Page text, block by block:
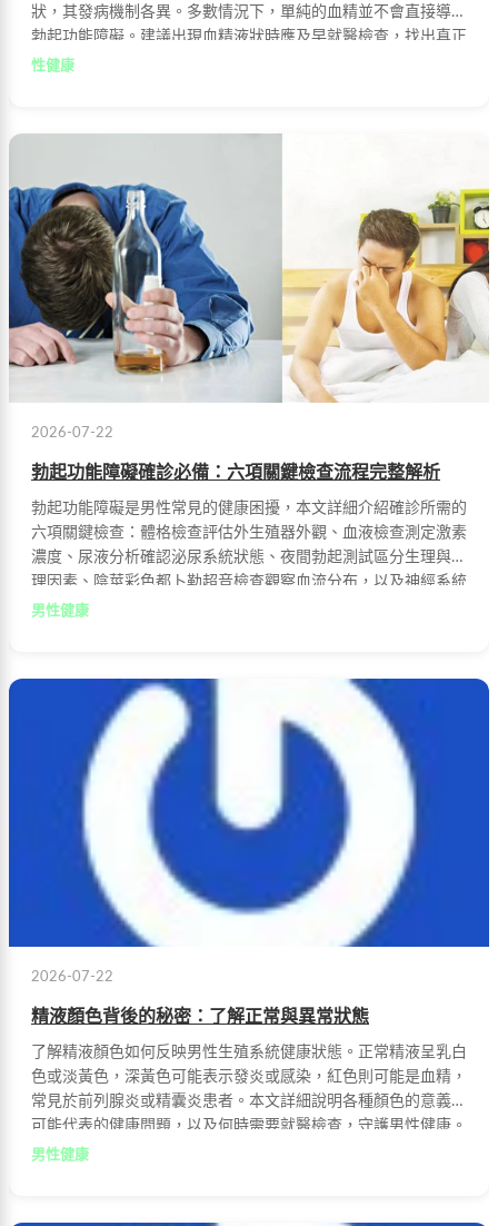
狀，其發病機制各異。多數情況下，單純的血精並不會直接導致
勃起功能障礙。建議出現血精液狀時應及早就醫檢查，找出真正
病因並接受治療。
性健康
2026-07-22
勃起功能障礙確診必備：六項關鍵檢查流程完整解析
勃起功能障礙是男性常見的健康困擾，本文詳細介紹確診所需的
六項關鍵檢查：體格檢查評估外生殖器外觀、血液檢查測定激素
濃度、尿液分析確認泌尿系統狀態、夜間勃起測試區分生理與心
理因素、陰莖彩色都卜勒超音檢查觀察血流分布，以及神經系統
評估測試敏感度與傳導速率，幫助患者全面了解檢查流程與臨床
男性健康
2026-07-22
精液顏色背後的秘密：了解正常與異常狀態
了解精液顏色如何反映男性生殖系統健康狀態。正常精液呈乳白
色或淡黃色，深黃色可能表示發炎或感染，紅色則可能是血精，
常見於前列腺炎或精囊炎患者。本文詳細說明各種顏色的意義、
可能代表的健康問題，以及何時需要就醫檢查，守護男性健康。
男性健康